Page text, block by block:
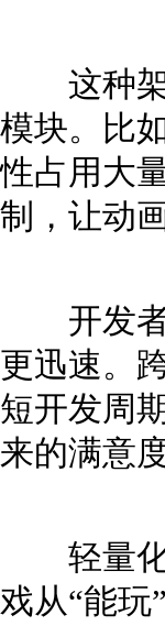
这种架
模块。比
性占用大
制，让动
开发者
更迅速。
短开发周
来的满意
轻量化
戏从“能玩